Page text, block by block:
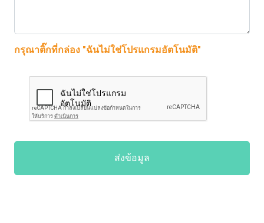
กรุณาติ๊กที่กล่อง "ฉันไม่ใช่โปรแกรมอัตโนมัติ"
ส่งข้อมูล